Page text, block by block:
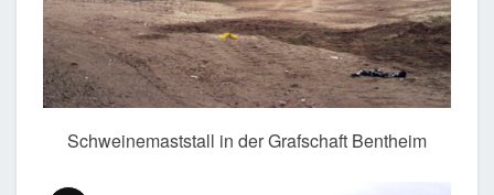
Schweinemaststall in der Grafschaft Bentheim